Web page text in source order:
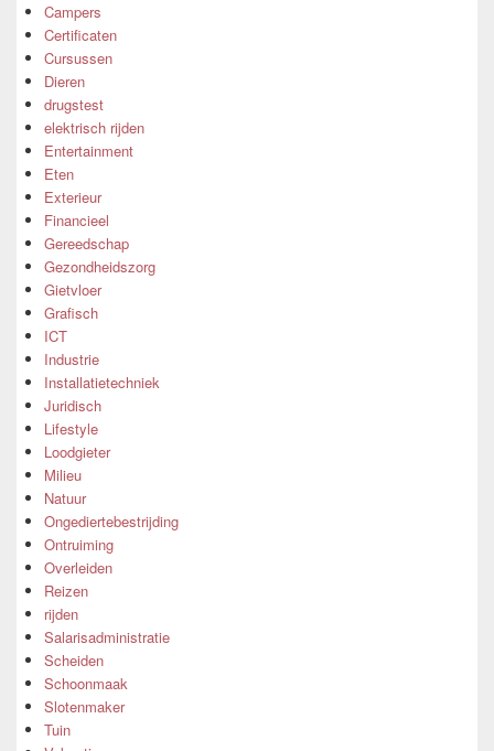
Campers
Certificaten
Cursussen
Dieren
drugstest
elektrisch rijden
Entertainment
Eten
Exterieur
Financieel
Gereedschap
Gezondheidszorg
Gietvloer
Grafisch
ICT
Industrie
Installatietechniek
Juridisch
Lifestyle
Loodgieter
Milieu
Natuur
Ongediertebestrijding
Ontruiming
Overleiden
Reizen
rijden
Salarisadministratie
Scheiden
Schoonmaak
Slotenmaker
Tuin